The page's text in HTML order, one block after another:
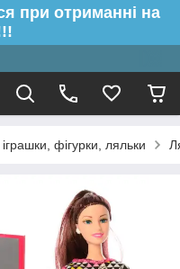
при отриманні на
фігурки, ляльки